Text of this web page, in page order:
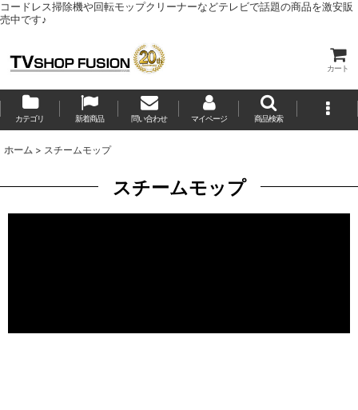
コードレス掃除機や回転モップクリーナーなどテレビで話題の商品を激安販
売中です♪
カート
カテゴリ 新着商品 問い合わせ マイページ 商品検索
ホーム > スチームモップ
スチームモップ